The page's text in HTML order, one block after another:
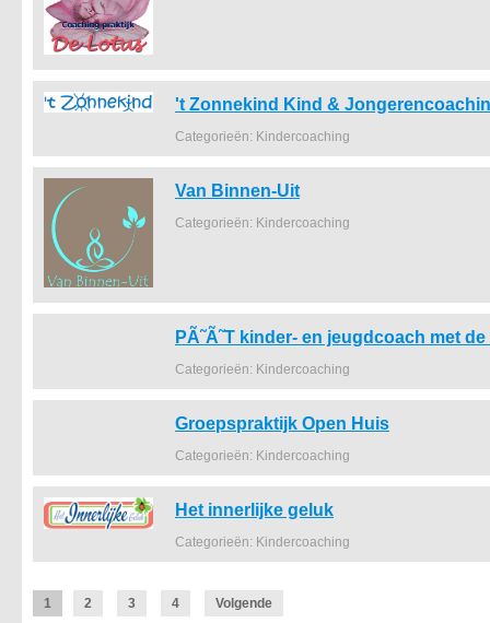
't Zonnekind Kind &
Categorieën: Kindercoaching
Van Binnen-Uit
Categorieën: Kindercoaching
PÃ˜Ã˜T kinder- en jeugdcoach met
Categorieën: Kindercoaching
Groepspraktijk Open Huis
Categorieën: Kindercoaching
Het innerlijke geluk
Categorieën: Kindercoaching
1 2 3 4 Volgende